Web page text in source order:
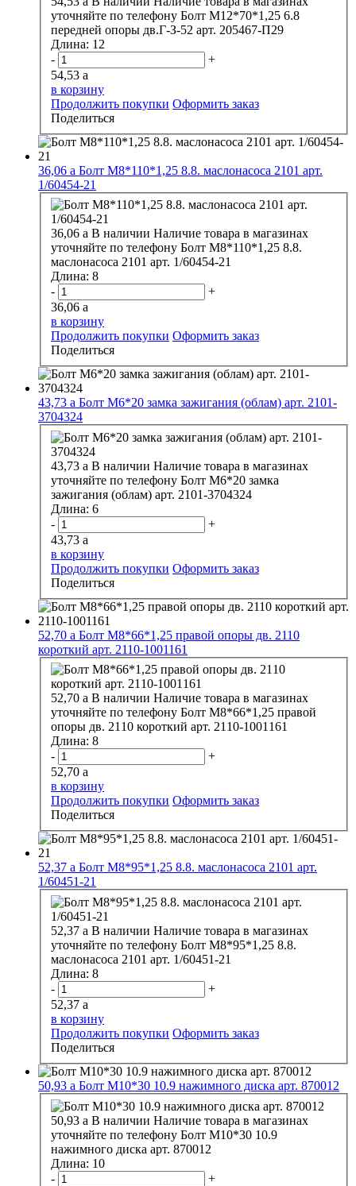
уточняйте по телефону Болт М12*70*1,25 6.8
передней опоры дв.Г-З-52 арт. 205467-П29
Длина: 12
-
+
54,53 a
в корзину
Продолжить покупки Оформить заказ
Поделиться
36,06 a Болт М8*110*1,25 8.8. маслонасоса 2101 арт.
1/60454-21
36,06 a В наличии Наличие товара в магазинах
уточняйте по телефону Болт М8*110*1,25 8.8.
маслонасоса 2101 арт. 1/60454-21
Длина: 8
-
+
36,06 a
в корзину
Продолжить покупки Оформить заказ
Поделиться
43,73 a Болт М6*20 замка зажигания (облам) арт. 2101-
3704324
43,73 a В наличии Наличие товара в магазинах
уточняйте по телефону Болт М6*20 замка
зажигания (облам) арт. 2101-3704324
Длина: 6
-
+
43,73 a
в корзину
Продолжить покупки Оформить заказ
Поделиться
52,70 a Болт М8*66*1,25 правой опоры дв. 2110
короткий арт. 2110-1001161
52,70 a В наличии Наличие товара в магазинах
уточняйте по телефону Болт М8*66*1,25 правой
опоры дв. 2110 короткий арт. 2110-1001161
Длина: 8
-
+
52,70 a
в корзину
Продолжить покупки Оформить заказ
Поделиться
52,37 a Болт М8*95*1,25 8.8. маслонасоса 2101 арт.
1/60451-21
52,37 a В наличии Наличие товара в магазинах
уточняйте по телефону Болт М8*95*1,25 8.8.
маслонасоса 2101 арт. 1/60451-21
Длина: 8
-
+
52,37 a
в корзину
Продолжить покупки Оформить заказ
Поделиться
50,93 a Болт М10*30 10.9 нажимного диска арт. 870012
50,93 a В наличии Наличие товара в магазинах
уточняйте по телефону Болт М10*30 10.9
нажимного диска арт. 870012
Длина: 10
-
+